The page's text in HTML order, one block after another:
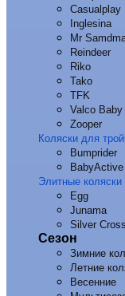
Casualplay
Inglesina
Mr
Reindeer
Riko
Tako
TFK
Valco Baby
Zooper
Коляски для
Bumprider
BabyActive
Элитные коляски
Egg
Junama
Silver Cross
Сезон
Зимние
Летние
Весенние